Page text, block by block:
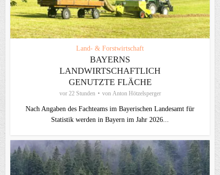
Land- & Forstwirtschaft
BAYERNS
LANDWIRTSCHAFTLICH
GENUTZTE FLÄCHE
vor 22 Stunden von Anton Hötzelsperger
Nach Angaben des Fachteams im Bayerischen Landesamt für
Statistik werden in Bayern im Jahr 2026...